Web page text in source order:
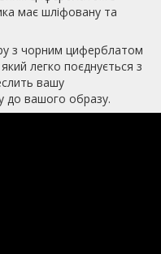
має шліфовану та
з чорним циферблатом
легко поєднується з
вашу
до вашого образу.